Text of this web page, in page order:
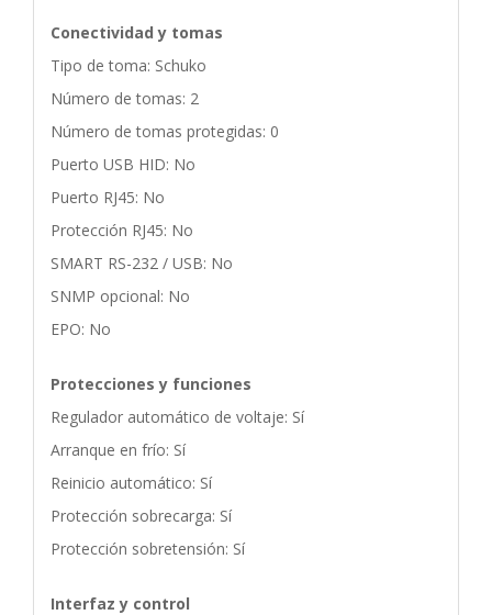
Conectividad y tomas
Tipo de toma: Schuko
Número de tomas: 2
Número de tomas protegidas: 0
Puerto USB HID: No
Puerto RJ45: No
Protección RJ45: No
SMART RS-232 / USB: No
SNMP opcional: No
EPO: No
Protecciones y funciones
Regulador automático de voltaje: Sí
Arranque en frío: Sí
Reinicio automático: Sí
Protección sobrecarga: Sí
Protección sobretensión: Sí
Interfaz y control